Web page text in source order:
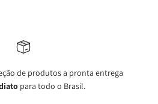
de produtos a pronta entrega
para todo o Brasil.